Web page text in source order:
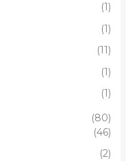
(1)
(1)
(11)
(1)
(1)
(80)
(46)
(2)